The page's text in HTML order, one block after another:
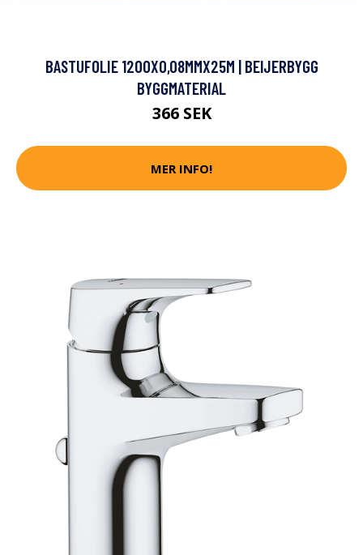
BASTUFOLIE 1200X0,08MMX25M | BEIJERBYGG
BYGGMATERIAL
366 SEK
MER INFO!